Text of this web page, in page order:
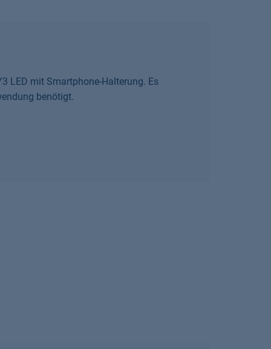
LED mit Smartphone-Halterung. Es
benötigt.